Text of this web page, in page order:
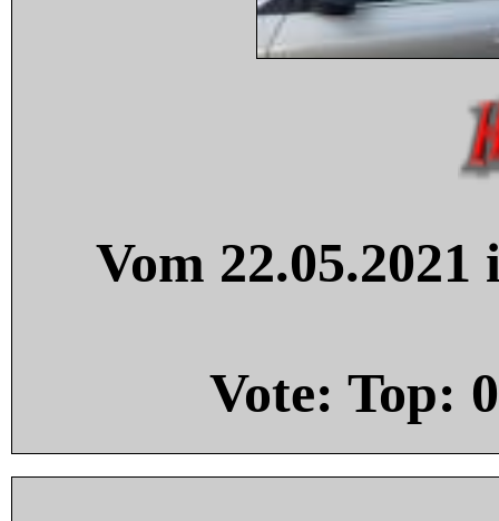
Vom
Vote: Top: 0